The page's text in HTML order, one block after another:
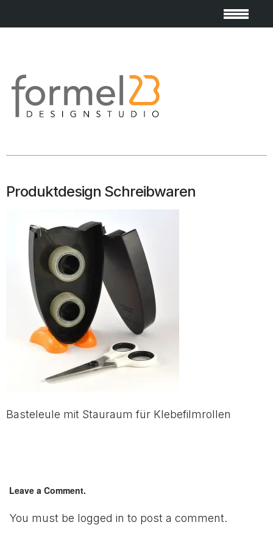
Produktdesign Schreibwaren
Basteleule mit Stauraum für Klebefilmrollen
Leave a Comment.
You must be logged in to post a comment.